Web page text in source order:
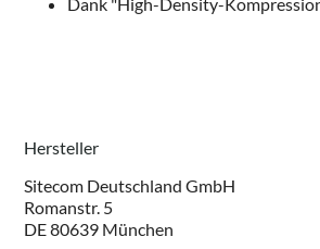
Hersteller
Sitecom Deutschland GmbH
Romanstr. 5
DE 80639 München